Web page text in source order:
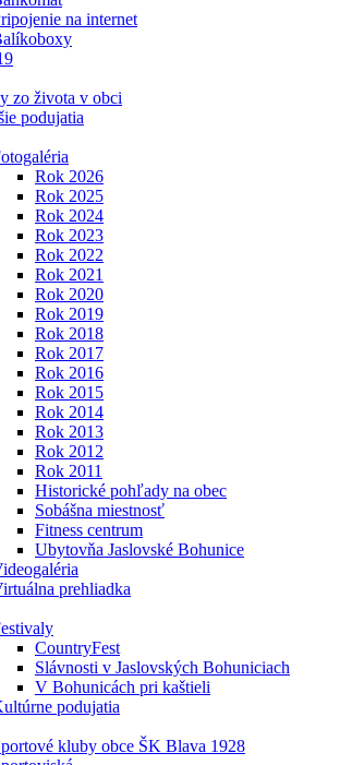
na internet
zo života v obci
podujatia
Rok 2026
Rok 2025
Rok 2024
Rok 2023
Rok 2022
Rok 2021
Rok 2020
Rok 2019
Rok 2018
Rok 2017
Rok 2016
Rok 2015
Rok 2014
Rok 2013
Rok 2012
Rok 2011
Historické pohľady na obec
Sobášna miestnosť
Fitness centrum
Ubytovňa Jaslovské Bohunice
prehliadka
CountryFest
Slávnosti v Jaslovských Bohuniciach
V Bohunicách pri kaštieli
podujatia
kluby obce ŠK Blava 1928